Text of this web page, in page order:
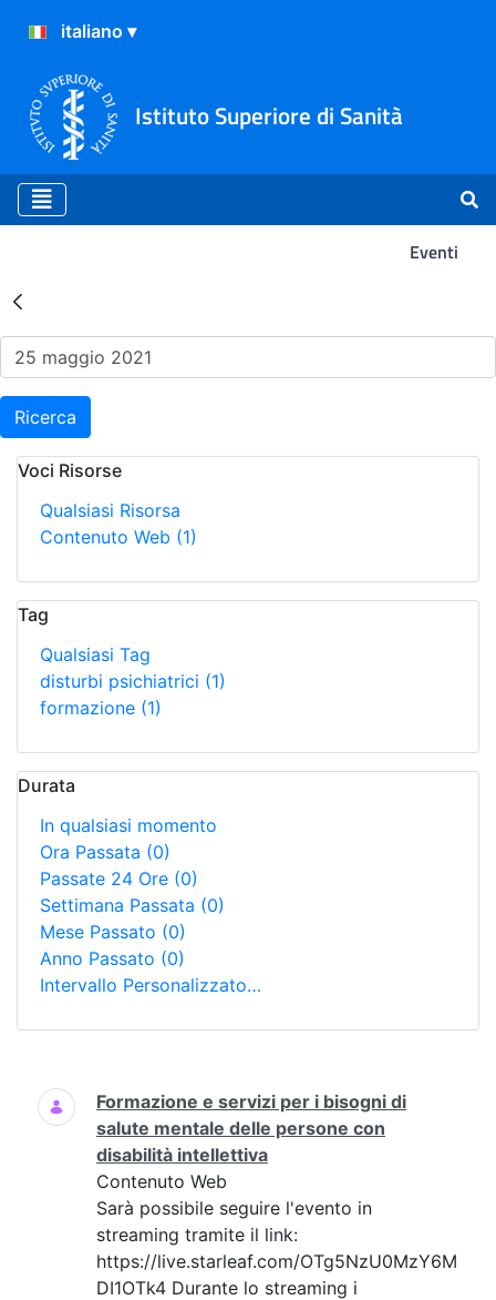
Istituto Superiore di Sanità
Eventi
Risultati della Ricerca -
Ricerca
Voci Risorse
Qualsiasi Risorsa
Contenuto Web (1)
Tag
Qualsiasi Tag
disturbi psichiatrici (1)
formazione (1)
Durata
In qualsiasi momento
Ora Passata (0)
Passate 24 Ore (0)
Settimana Passata (0)
Mese Passato (0)
Anno Passato (0)
Intervallo Personalizzato…
Ricerca
Formazione e servizi per i bisogni di
salute mentale delle persone con
disabilità intellettiva
Contenuto Web
Sarà possibile seguire l'evento in
streaming tramite il link:
https://live.starleaf.com/OTg5NzU0MzY6M
DI1OTk4 Durante lo streaming i